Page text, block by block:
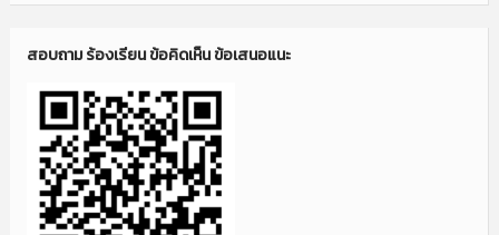
สอบถาม ร้องเรียน ข้อคิดเห็น ข้อเสนอแนะ